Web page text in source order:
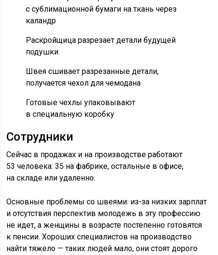
с сублимационной бумаги на ткань через
каландр
Раскройщица разрезает детали будущей
подушки
Швея сшивает разрезанные детали,
получается чехол для чемодана
Готовые чехлы упаковывают
в специальную коробку
Сотрудники
Сейчас в продажах и на производстве работают
53 человека: 35 на фабрике, остальные в офисе,
на складе или удаленно.
Основные проблемы со швеями: из-за низких зарплат
и отсутствия перспектив молодежь в эту профессию
не идет, а женщины в возрасте постепенно готовятся
к пенсии. Хороших специалистов на производство
найти тяжело — таких людей мало, они стоят дорого